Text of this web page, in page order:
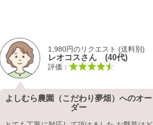
3,900円のリクエスト (送料別)
こもみなさん (30代)
評価：
よしぴこふぁーむへのオーダー